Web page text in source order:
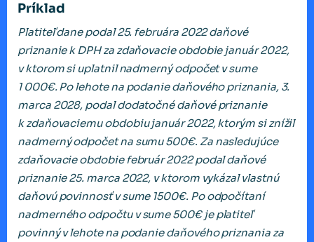
Príklad
Platiteľ dane podal 25. februára 2022 daňové
priznanie k DPH za zdaňovacie obdobie január 2022,
v ktorom si uplatnil nadmerný odpočet v sume
1 000€. Po lehote na podanie daňového priznania, 3.
marca 2028, podal dodatočné daňové priznanie
k zdaňovaciemu obdobiu január 2022, ktorým si znížil
nadmerný odpočet na sumu 500€. Za nasledujúce
zdaňovacie obdobie február 2022 podal daňové
priznanie 25. marca 2022, v ktorom vykázal vlastnú
daňovú povinnosť v sume 1500€. Po odpočítaní
nadmerného odpočtu v sume 500€ je platiteľ
povinný v lehote na podanie daňového priznania za